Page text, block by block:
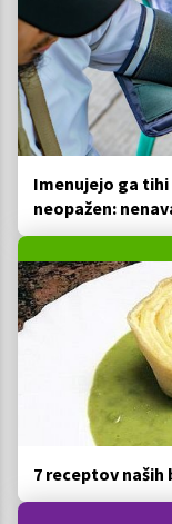
Imenujejo ga
neopažen:
7 receptov